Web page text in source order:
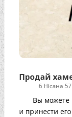
Продай
6 Нісана
Вы можете
и принести